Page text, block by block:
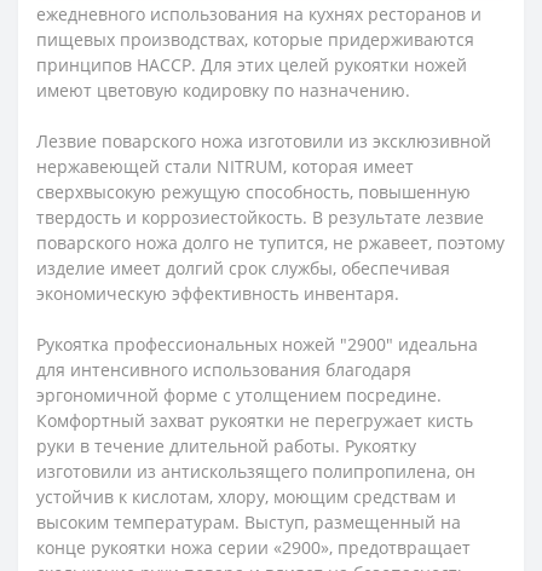
ежедневного использования на кухнях ресторанов и
пищевых производствах, которые придерживаются
принципов HACCP. Для этих целей рукоятки ножей
имеют цветовую кодировку по назначению.
Лезвие поварского ножа изготовили из эксклюзивной
нержавеющей стали NITRUM, которая имеет
сверхвысокую режущую способность, повышенную
твердость и коррозиестойкость. В результате лезвие
поварского ножа долго не тупится, не ржавеет, поэтому
изделие имеет долгий срок службы, обеспечивая
экономическую эффективность инвентаря.
Рукоятка профессиональных ножей "2900" идеальна
для интенсивного использования благодаря
эргономичной форме с утолщением посредине.
Комфортный захват рукоятки не перегружает кисть
руки в течение длительной работы. Рукоятку
изготовили из антискользящего полипропилена, он
устойчив к кислотам, хлору, моющим средствам и
высоким температурам. Выступ, размещенный на
конце рукоятки ножа серии «2900», предотвращает